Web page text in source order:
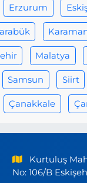
Erzurum
Malatya
Samsun Siirt
Çanakkale
Kurtuluş
No: 106/B